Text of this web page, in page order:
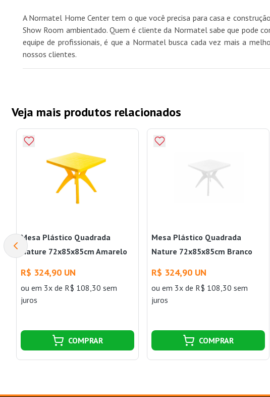
A Normatel Home Center tem o que você precisa para casa e
Show Room ambientado. Quem é cliente da Normatel sabe que pode
equipe de profissionais, é que a Normatel busca cada vez mais a
nossos clientes.
Veja mais produtos relacionados
Mesa Plástico Quadrada
Nature 72x85x85cm Amarelo
R$ 324,90 UN
ou em 3x de R$ 108,30 sem
juros
COMPRAR
Mesa Plástico Quadrada
Nature 72x85x85cm Branco
R$ 324,90 UN
ouem 3x de R$ 108,30 sem
juros
COMPRAR